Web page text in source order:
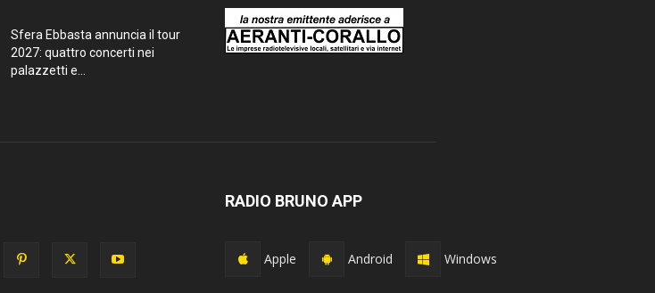
Sfera Ebbasta annuncia il tour
2027: quattro concerti nei
palazzetti e...
RADIO BRUNO APP
Apple Android Windows